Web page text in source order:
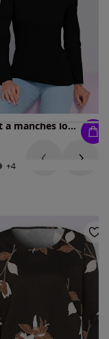
T-shirt à manches longues un basique facile à assortir
+4